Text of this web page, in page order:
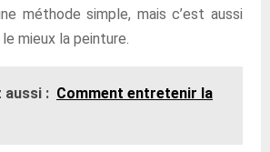
méthode simple, mais c’est aussi
mieux la peinture.
aussi : Comment entretenir la